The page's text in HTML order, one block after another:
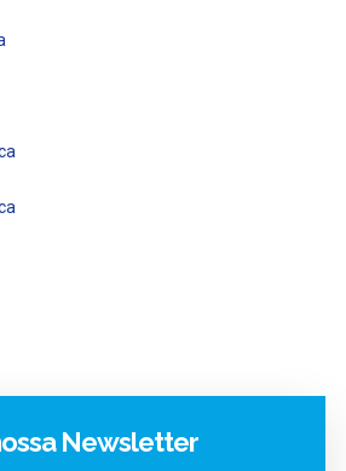
Newsletter